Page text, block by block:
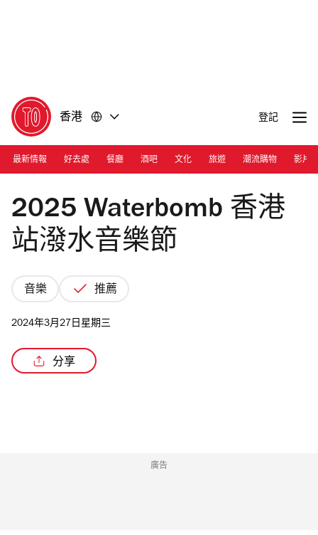
香港 登記
最新情報 好去處 餐廳 酒吧 文化 旅遊 潮流購物 影片
Photograph: Facebook/Waterbomb.Worldwide
2025 Waterbomb 香港
站潑水音樂節
音樂 推薦
2024年3月27日星期三
分享
廣告